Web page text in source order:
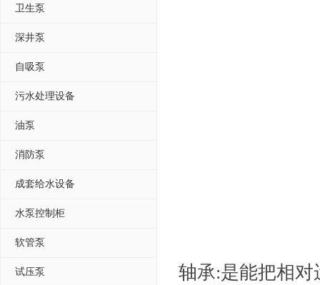
卫生泵
深井泵
自吸泵
污水处理设备
油泵
消防泵
成套给水设备
水泵控制柜
软管泵
试压泵
轴承:是能把相